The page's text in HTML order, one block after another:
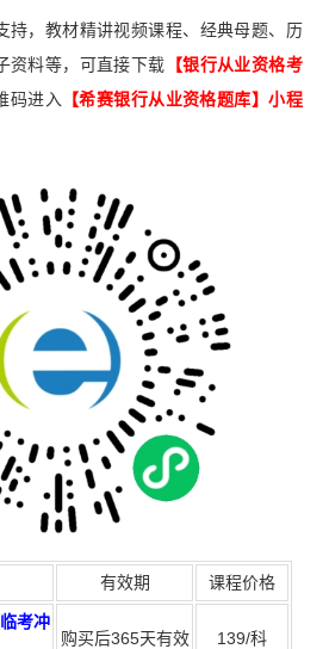
持，教材精讲视频课程、经典母题、历
资料等，可直接下载 【银行从业资格考
码进入 【希赛银行从业资格题库】小程
有效期 课程价格
考冲
购买后365天有效 139/科